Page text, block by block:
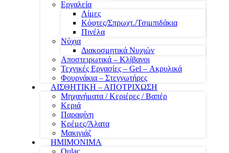
Εργαλεία
Λίμες
Κόφτες/Σπρωχτ./Τσιμπιδάκια
Πινέλα
Νύχια
Διακοσμητικά Νυχιών
Αποστειρωτικά – Κλίβανοι
Τεχνικές Εργασίες – Gel – Ακρυλικά
Φουρνάκια – Στεγνωτήρες
ΑΙΣΘΗΤΙΚΗ – ΑΠΟΤΡΙΧΩΣΗ
Μηχανήματα / Κεριέρες / Βαπέρ
Κεριά
Παραφίνη
Κρέμες/Άλατα
Μακιγιάζ
ΗΜΙΜΟΝΙΜΑ
Oulac